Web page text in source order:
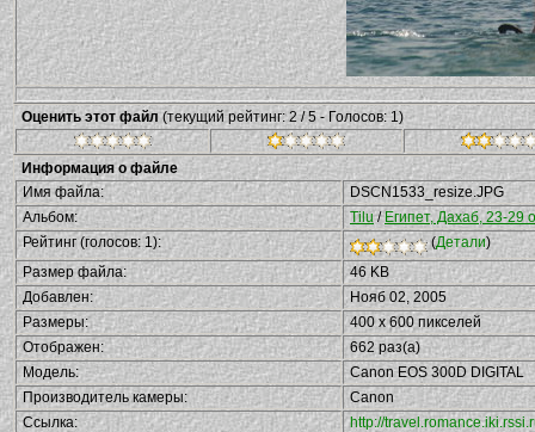
Оценить этот файл(текущий рейтинг: 2 / 5 - Голосов: 1)
Информация о файле
Имя файла:
DSCN1533_resize.JPG
Альбом:
Tilu/Египет, Дахаб, 23-29
Рейтинг (голосов: 1):
(Детали)
Размер файла:
46 KB
Добавлен:
Нояб 02, 2005
Размеры:
400 x 600 пикселей
Отображен:
662 раз(а)
Модель:
Canon EOS 300D DIGITAL
Производитель камеры:
Canon
Ссылка:
http://